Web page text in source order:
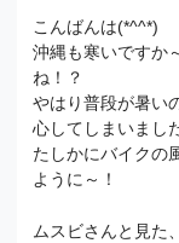
こんばんは(*^^*)
沖縄も寒いですか
ね！？
やはり普段が暑い
心してしまいまし
たしかにバイクの
ように～！
ムスビさんと見た